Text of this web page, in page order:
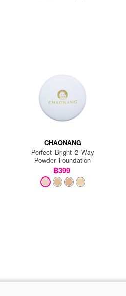
CHAONANG
Perfect Bright 2 Way
Powder Foundation
฿399